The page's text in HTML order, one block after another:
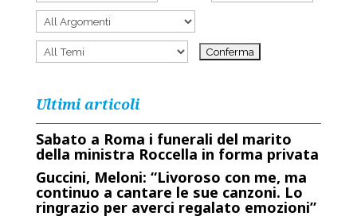
Ultimi articoli
Sabato a Roma i funerali del marito
della ministra Roccella in forma privata
Guccini, Meloni: “Livoroso con me, ma
continuo a cantare le sue canzoni. Lo
ringrazio per averci regalato emozioni”